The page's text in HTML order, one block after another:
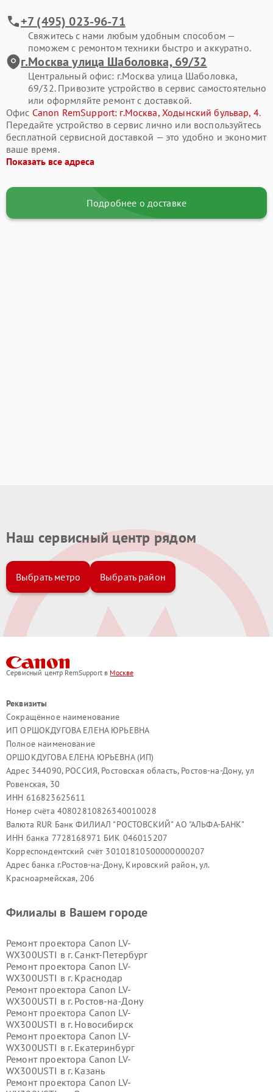
+7 (495) 023-96-71
Свяжитесь с нами любым удобным способом —
поможем с ремонтом техники быстро и аккуратно.
г.Москва улица Шаболовка, 69/32
Центральный офис: г.Москва улица Шаболовка,
69/32. Привозите устройство в сервис самостоятельно
или оформляйте ремонт с доставкой.
Офис Canon RemSupport: г.Москва, Ходынский бульвар, 4.
Передайте устройство в сервис лично или воспользуйтесь
бесплатной сервисной доставкой — это удобно и экономит
ваше время.
Показать все адреса
Подробнее о доставке
Наш сервисный центр рядом
Выбрать метро Выбрать район
Сервисный центр RemSupport в Москве
Реквизиты
Сокращённое наименование
ИП ОРШОКДУГОВА ЕЛЕНА ЮРЬЕВНА
Полное наименование
ОРШОКДУГОВА ЕЛЕНА ЮРЬЕВНА (ИП)
Адрес 344090, РОССИЯ, Ростовская область, Ростов-на-Дону, ул
Ровенская, 30
ИНН 616823625611
Номер счёта 40802810826340010028
Валюта RUR Банк ФИЛИАЛ "РОСТОВСКИЙ" АО "АЛЬФА-БАНК"
ИНН банка 7728168971 БИК 046015207
Корреспондентский счёт 30101810500000000207
Адрес банка г.Ростов-на-Дону, Кировский район, ул.
Красноармейская, 206
Филиалы в Вашем городе
Ремонт проектора Canon LV-
WX300USTI в г. Санкт-Петербург
Ремонт проектора Canon LV-
WX300USTI в г. Краснодар
Ремонт проектора Canon LV-
WX300USTI в г. Ростов-на-Дону
Ремонт проектора Canon LV-
WX300USTI в г. Новосибирск
Ремонт проектора Canon LV-
WX300USTI в г. Екатеринбург
Ремонт проектора Canon LV-
WX300USTI в г. Казань
Ремонт проектора Canon LV-